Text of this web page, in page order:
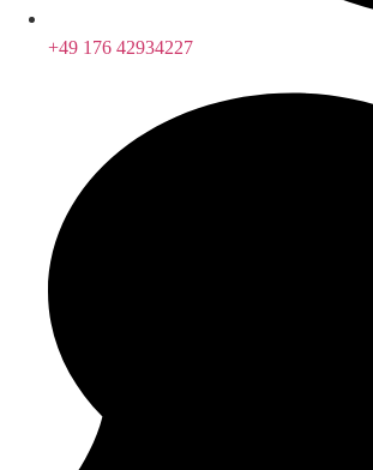
+49 176 42934227